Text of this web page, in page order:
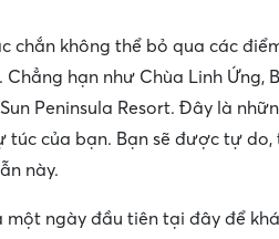
chắn không thể bỏ qua các
Chẳng hạn như Chùa Linh Ứng,
Peninsula Resort. Đây là
túc của bạn. Bạn sẽ được tự
này.
một ngày đầu tiên tại đây để